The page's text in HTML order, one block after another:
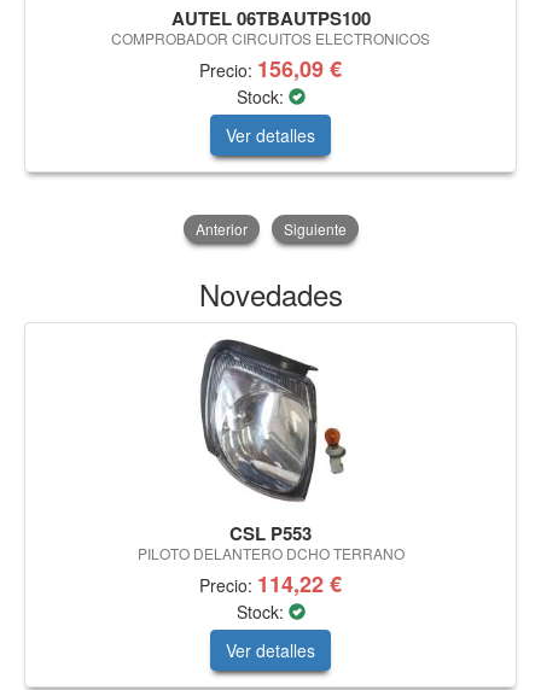
AUTEL 06TBAUTPS100
COMPROBADOR CIRCUITOS ELECTRONICOS
Precio: 156,09 €
Stock:
Ver detalles
Anterior Siguiente
Novedades
CSL P553
PILOTO DELANTERO DCHO TERRANO
Precio: 114,22 €
Stock:
Ver detalles